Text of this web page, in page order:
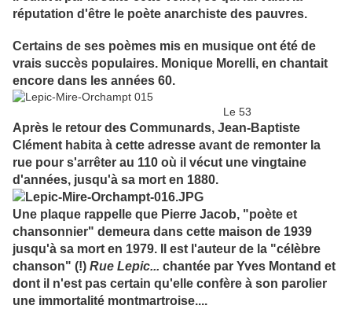
réputation d'être le poète anarchiste des pauvres.
Certains de ses poèmes mis en musique ont été de
vrais succès populaires. Monique Morelli, en chantait
encore dans les années 60.
Le 53
Après le retour des Communards, Jean-Baptiste
Clément habita à cette adresse avant de remonter la
rue pour s'arrêter au 110 où il vécut une vingtaine
d'années, jusqu'à sa mort en 1880.
Une plaque rappelle que Pierre Jacob, "poète et
chansonnier" demeura dans cette maison de 1939
jusqu'à sa mort en 1979. Il est l'auteur de la "célèbre
chanson" (!) Rue Lepic... chantée par Yves Montand et
dont il n'est pas certain qu'elle confère à son parolier
une immortalité montmartroise....